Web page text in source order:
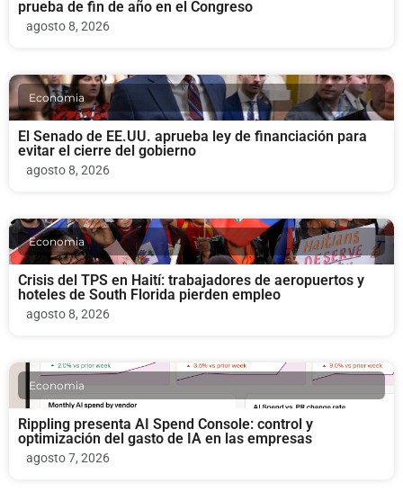
prueba de fin de año en el Congreso
agosto 8, 2026
Economia
El Senado de EE.UU. aprueba ley de financiación para
evitar el cierre del gobierno
agosto 8, 2026
Economia
Crisis del TPS en Haití: trabajadores de aeropuertos y
hoteles de South Florida pierden empleo
agosto 8, 2026
Economia
Rippling presenta AI Spend Console: control y
optimización del gasto de IA en las empresas
agosto 7, 2026